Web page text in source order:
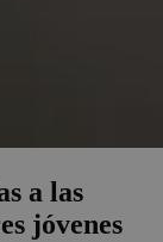
a las
jóvenes